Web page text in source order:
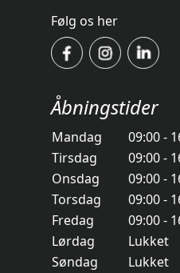
Følg os her
Åbningstider
Mandag
09:00 -
Tirsdag
09:00 -
Onsdag
09:00 -
Torsdag
09:00 -
Fredag
09:00 -
Lørdag
Lukket
Søndag
Lukket